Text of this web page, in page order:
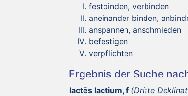
festbinden, verbinden
aneinander binden,
anspannen, anschmieden
befestigen
verpflichten
Ergebnis der Suche
lactēs lactium, f (Dritte